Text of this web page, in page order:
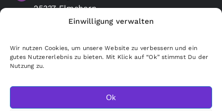
Einwilligung verwalten
Wir nutzen Cookies, um unsere Website zu verbessern und ein
gutes Nutzererlebnis zu bieten. Mit Klick auf “Ok” stimmst Du der
Nutzung zu.
Ok
25337 Elmshorn
Nützliche Links
Freunde empfehlen